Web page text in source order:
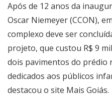
Após de 12 anos da
Oscar Niemeyer (CCON),
complexo deve ser
projeto, que custou R$ 9
dois pavimentos do prédio
dedicados aos públicos
destacou o site Mais Goiás.